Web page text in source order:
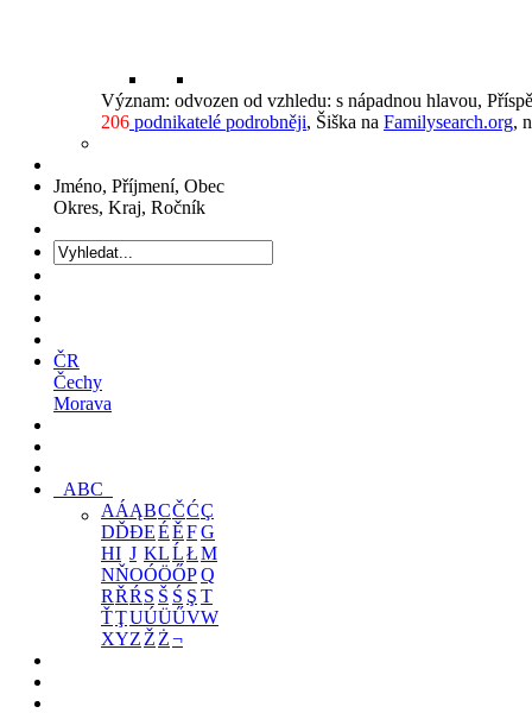
Význam: odvozen od vzhledu: s nápadnou hlavou,
206 podnikatelé podrobněji, Šiška na Familysearch.org,
Jméno, Příjmení, Obec
Okres, Kraj, Ročník
ČR
Čechy
Morava
ABC
AÁĄBCČĆÇ
DĎĐEÉĚFG
HI J KLĹŁM
NŇOÓÖŐPQ
RŘŔ S Š Ś Ş T
ŤŢUÚÜŰVW
XYZ Ž Ż¬